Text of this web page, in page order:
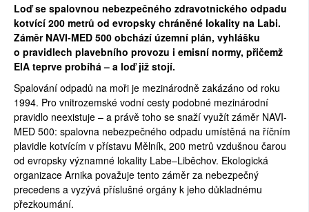
Loď se spalovnou nebezpečného zdravotnického odpadu
kotvící 200 metrů od evropsky chráněné lokality na Labi.
Záměr NAVI-MED 500 obchází územní plán, vyhlášku
o pravidlech plavebního provozu i emisní normy, přičemž
EIA teprve probíhá – a loď již stojí.
Spalování odpadů na moři je mezinárodně zakázáno od roku
1994. Pro vnitrozemské vodní cesty podobné mezinárodní
pravidlo neexistuje – a právě toho se snaží využít záměr NAVI-
MED 500: spalovna nebezpečného odpadu umístěná na říčním
plavidle kotvícím v přístavu Mělník, 200 metrů vzdušnou čarou
od evropsky významné lokality Labe–Liběchov. Ekologická
organizace Arnika považuje tento záměr za nebezpečný
precedens a vyzývá příslušné orgány k jeho důkladnému
přezkoumání.